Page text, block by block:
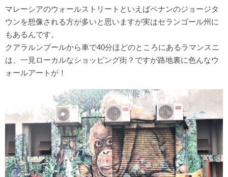
マレーシアのウォールストリートといえばペナンのジョージタ
ウンを想像される方が多いと思いますが実はセランゴール州に
もあるんです。
クアラルンプールから車で40分ほどのところにあるラマンスニ
は、一見ローカルなショッピング街？ですが路地裏に色んなウ
ォールアートが！